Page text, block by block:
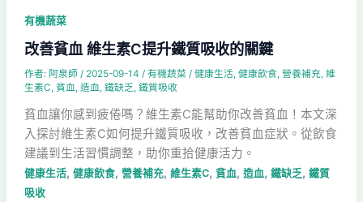
有機蔬菜
改善貧血 維生素C提升鐵質吸收的關鍵
作者: 阿泉師 / 2025-09-14 / 有機蔬菜/ 健康生活, 健康飲食, 營養補充, 維
生素C, 貧血, 造血, 鐵缺乏, 鐵質吸收
貧血讓你感到疲倦嗎？維生素C能幫助你改善貧血！本文深
入探討維生素C如何提升鐵質吸收，改善貧血症狀。從飲食
建議到生活習慣調整，助你重拾健康活力。
健康生活, 健康飲食, 營養補充, 維生素C, 貧血, 造血, 鐵缺乏, 鐵質
吸收